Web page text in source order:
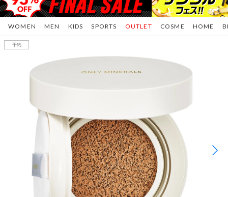
WOMEN MEN KIDS SPORTS COSME HOME
OUTLET